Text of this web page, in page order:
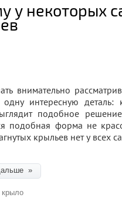
у некоторых
внимательно
одну интересную
подобное
подобная форма не
крыльев нет у всех
»
крыло